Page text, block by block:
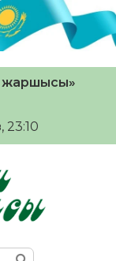
жаршысы»
23:10